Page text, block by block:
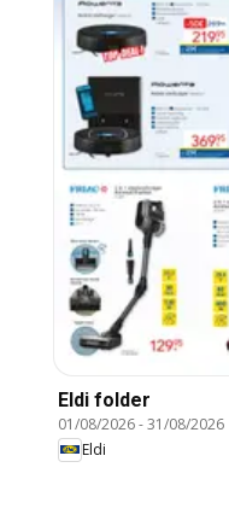
Eldi folder
01/08/2026-31/08/2026
Eldi